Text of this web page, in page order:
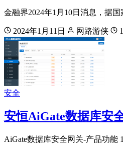
金融界2024年1月10日消息，据
2024年1月11日 网路游侠
安全
安恒AiGate数据库安
AiGate数据库安全网关-产品功